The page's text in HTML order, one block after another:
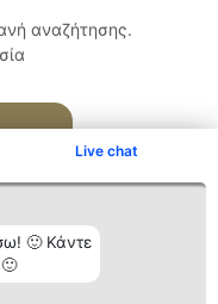
Live chat
🙂 Κάντε
αναζήτησης.